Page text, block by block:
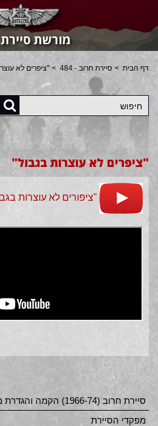
מורשת
דף הבית סיירת חרוב - 484 "ציפרים לא
חיפוש
"ציפרים לא עוצרות בגבול"
סיירת חרוב (1966-74) הקמה והגדרת משימות
מפקדי הסיירת
"ציפורים לא עוצרות